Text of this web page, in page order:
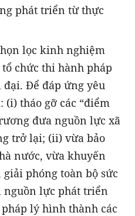
phát triển từ thực
lọc kinh nghiệm
chức thi hành pháp
Để đáp ứng yêu
(i) tháo gỡ các “điểm
đưa nguồn lực xã
trở lại; (ii) vừa bảo
nước, vừa khuyến
phóng toàn bộ sức
nguồn lực phát triển
lý hình thành các